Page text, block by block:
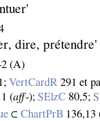
dire, prétendre'
(A)
VertCardR 291 et
(aff‑);SElzC 80,5;
⊂ChartPrB 136,13